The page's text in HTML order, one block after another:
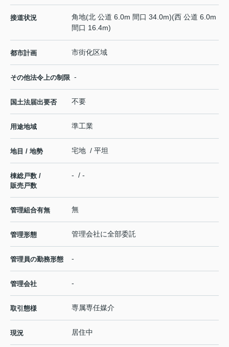
接道状況
角地(北 公道 6.0m 間口 34.0m)(西 公道 6.0m
間口 16.4m)
都市計画 市街化区域
その他法令上の制限 -
国土法届出要否 不要
用途地域 準工業
地目 / 地勢 宅地 / 平坦
棟総戸数 /
販売戸数
- / -
管理組合有無 無
管理形態 管理会社に全部委託
管理員の勤務形態 -
管理会社 -
取引態様 専属専任媒介
現況 居住中